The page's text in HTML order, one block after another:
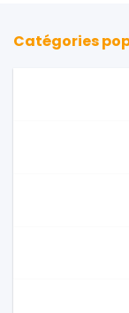
Catégories